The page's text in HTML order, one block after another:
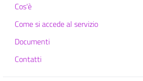
Cos'è
Come si accede al servizio
Documenti
Contatti